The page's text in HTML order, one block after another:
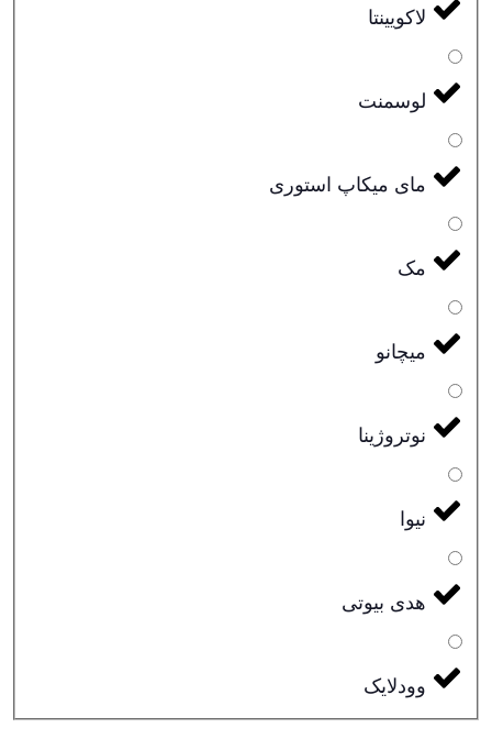
لاکویینتا
لوسمنت
مای میکاپ استوری
مک
میچانو
نوتروژینا
نیوا
هدی بیوتی
وودلایک